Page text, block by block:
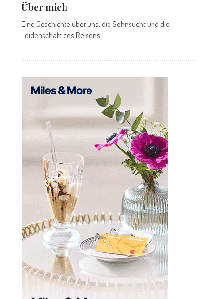
Über mich
Eine Geschichte über uns, die Sehnsucht und die
Leidenschaft des Reisens